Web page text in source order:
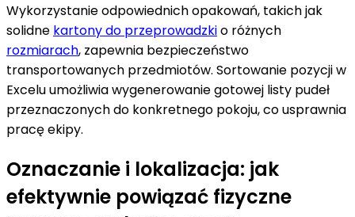
Wykorzystanie odpowiednich opakowań, takich jak
solidne kartony do przeprowadzkio różnych
rozmiarach, zapewnia bezpieczeństwo
transportowanych przedmiotów. Sortowanie pozycji w
Excelu umożliwia wygenerowanie gotowej listy pudeł
przeznaczonych do konkretnego pokoju, co usprawnia
pracę ekipy.
Oznaczanie i lokalizacja: jak
efektywnie powiązać fizyczne